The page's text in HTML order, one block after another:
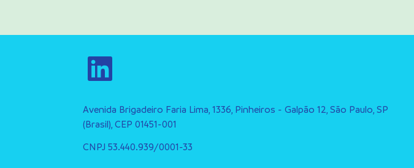
Avenida Brigadeiro Faria Lima, 1336, Pinheiros - Galpão 12, São Paulo, SP
(Brasil), CEP 01451-001
CNPJ 53.440.939/0001-33